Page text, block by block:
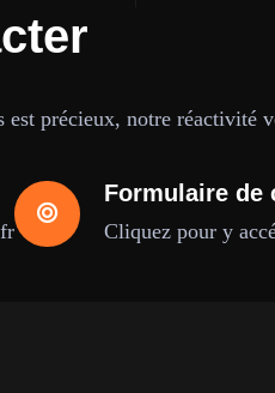
est précieux, notre réactivité
Formulaire de
Cliquez pour y